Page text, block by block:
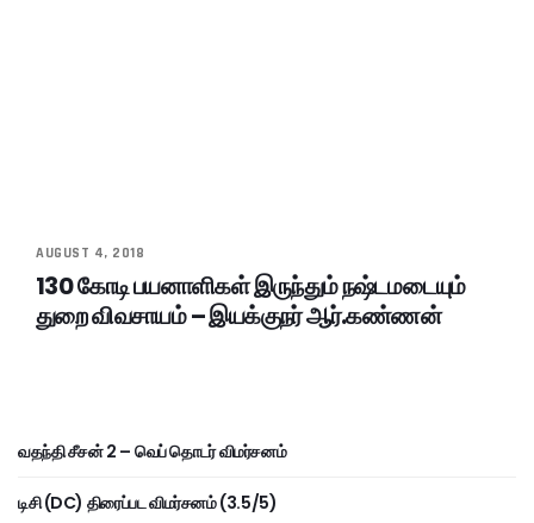
AUGUST 4, 2018
130 கோடி பயனாளிகள் இருந்தும் நஷ்டமடையும்
துறை விவசாயம் – இயக்குநர் ஆர்.கண்ணன்
வதந்தி சீசன் 2 – வெப் தொடர் விமர்சனம்
டிசி (DC) திரைப்பட விமர்சனம் (3.5/5)